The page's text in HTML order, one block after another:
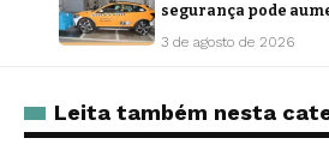
segurança pode
3 de agosto de 2026
Leita também nesta